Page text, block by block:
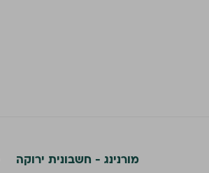
מורנינג - חשבונית ירוקה